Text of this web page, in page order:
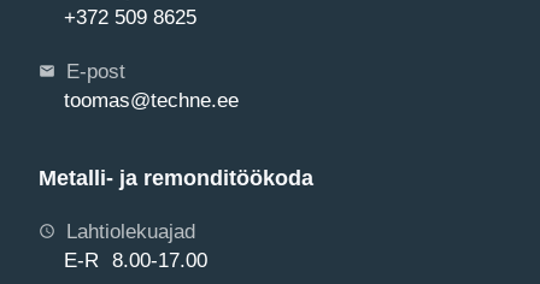
+372 509 8625
E-post
toomas@techne.ee
Metalli- ja remonditöökoda
Lahtiolekuajad
E-R 8.00-17.00